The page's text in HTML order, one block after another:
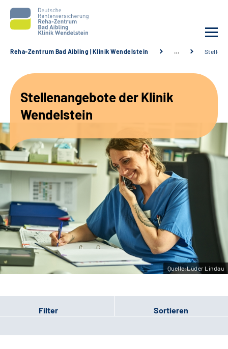
Unsere Angebote
Karriere
Sozialdienste & Zuweisende
Suche
Leichte Sprache
Gebärdensprache
Reha-Zentrum Bad Aibling | Klinik Wendelstein …
Stellenangebote der Klinik
Wendelstein
Quelle:Lüder Lindau
Filter Sortieren